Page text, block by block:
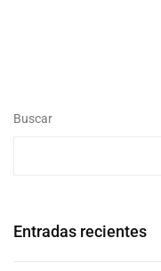
Buscar
Entradas recientes